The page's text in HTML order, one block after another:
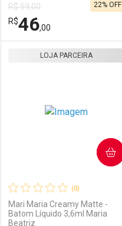
Comprar sem Desconto
Por R$ 47,00/cada
Comprar sem Desconto
Por R$ 47,00/cada
R$ 59,00
R$46,00
22% OFF
(0)
Mari Maria Creamy Matte -
Batom Líquido 3,6ml Maria
Beatriz
LOJA PARCEIRA
COMPRAR